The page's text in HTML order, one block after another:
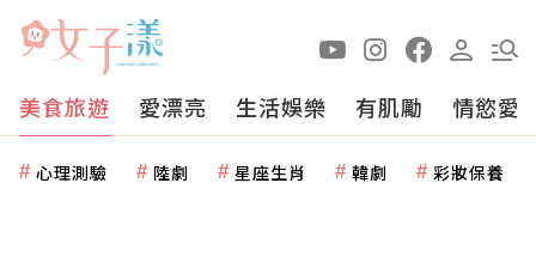
美食旅遊 愛漂亮 生活娛樂 有肌勵 情慾愛
心理測驗 陸劇 星座生肖 韓劇 彩妝保養